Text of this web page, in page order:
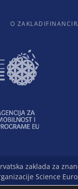
O ZAKLADI
zaklada za
Science